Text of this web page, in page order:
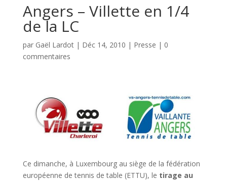
Angers – Villette en 1/4
de la LC
par Gaël Lardot| Déc 14, 2010 | Presse | 0
commentaires
Ce dimanche, à Luxembourg au siège de la fédération
européenne de tennis de table (ETTU), le tirage au